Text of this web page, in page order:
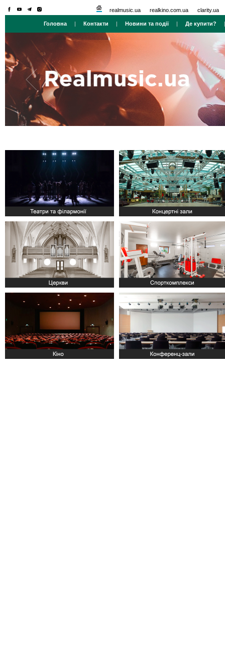
realmusic.ua realkino.com.ua clarity.ua
Головна | Контакти | Новини та події| Де купити?